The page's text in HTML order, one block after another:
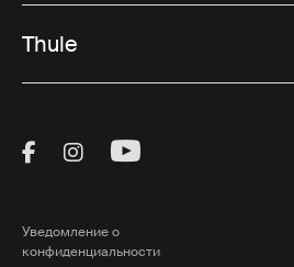
Thule
Visit Thule on Facebook
Visit Thule on
Visit Thule on
Уведомление о
конфиденциальности